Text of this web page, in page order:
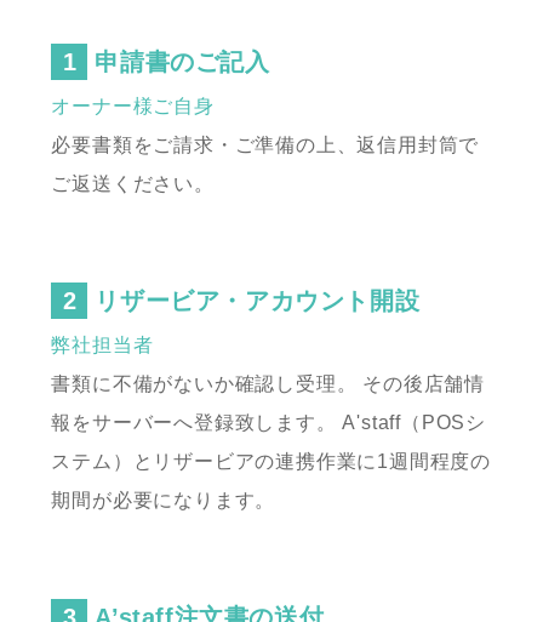
申請書のご記入
オーナー様ご自身
必要書類をご請求・ご準備の上、返信用封筒で
ご返送ください。
リザービア・アカウント開設
弊社担当者
書類に不備がないか確認し受理。
その後店舗情
報をサーバーへ登録致します。
A'staff（POSシ
ステム）とリザービアの連携作業に1週間程度の
期間が必要になります。